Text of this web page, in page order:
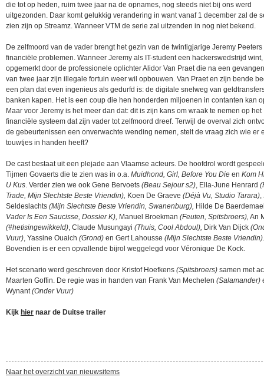
die tot op heden, ruim twee jaar na de opnames, nog steeds niet bij ons werd
uitgezonden. Daar komt gelukkig verandering in want vanaf 1 december zal de
zien zijn op Streamz. Wanneer VTM de serie zal uitzenden in nog niet bekend.
De zelfmoord van de vader brengt het gezin van de twintigjarige Jeremy Peeters
financiële problemen. Wanneer Jeremy als IT-student een hackerswedstrijd
opgemerkt door de professionele oplichter Alidor Van Praet die na een
van twee jaar zijn illegale fortuin weer wil opbouwen. Van Praet en zijn bende
een plan dat even ingenieus als gedurfd is: de digitale snelweg van
banken kapen. Het is een coup die hen honderden miljoenen in contanten kan
Maar voor Jeremy is het meer dan dat: dit is zijn kans om wraak te nemen op het
financiële systeem dat zijn vader tot zelfmoord dreef. Terwijl de overval zich
de gebeurtenissen een onverwachte wending nemen, stelt de vraag zich wie er
touwtjes in handen heeft?
De cast bestaat uit een plejade aan Vlaamse acteurs. De hoofdrol wordt
Tijmen Govaerts die te zien was in o.a. Muidhond, Girl, Before You Die en Kom
U Kus. Verder zien we ook Gene Bervoets (Beau Sejour s2), Ella-June Henrard
Trade, Mijn Slechtste Beste Vriendin), Koen De Graeve (Déjà Vu, Studio Tarara),
Seldeslachts (Mijn Slechtste Beste Vriendin, Swanenburg), Hilde De
Vader Is Een Saucisse, Dossier K), Manuel Broekman (Feuten, Spitsbroers), An
(#hetisingewikkeld), Claude Musungayi (Thuis, Cool Abdoul), Dirk Van Dijck
Vuur), Yassine Ouaich (Grond) en Gert Lahousse (Mijn Slechtste Beste Vriendin).
Bovendien is er een opvallende bijrol weggelegd voor Véronique De Kock.
Het scenario werd geschreven door Kristof Hoefkens (Spitsbroers) samen met
Maarten Goffin. De regie was in handen van Frank Van Mechelen (Salamander)
Wynant(Onder Vuur)
Kijk hier naar de Duitse trailer
Naar het overzicht van nieuwsitems